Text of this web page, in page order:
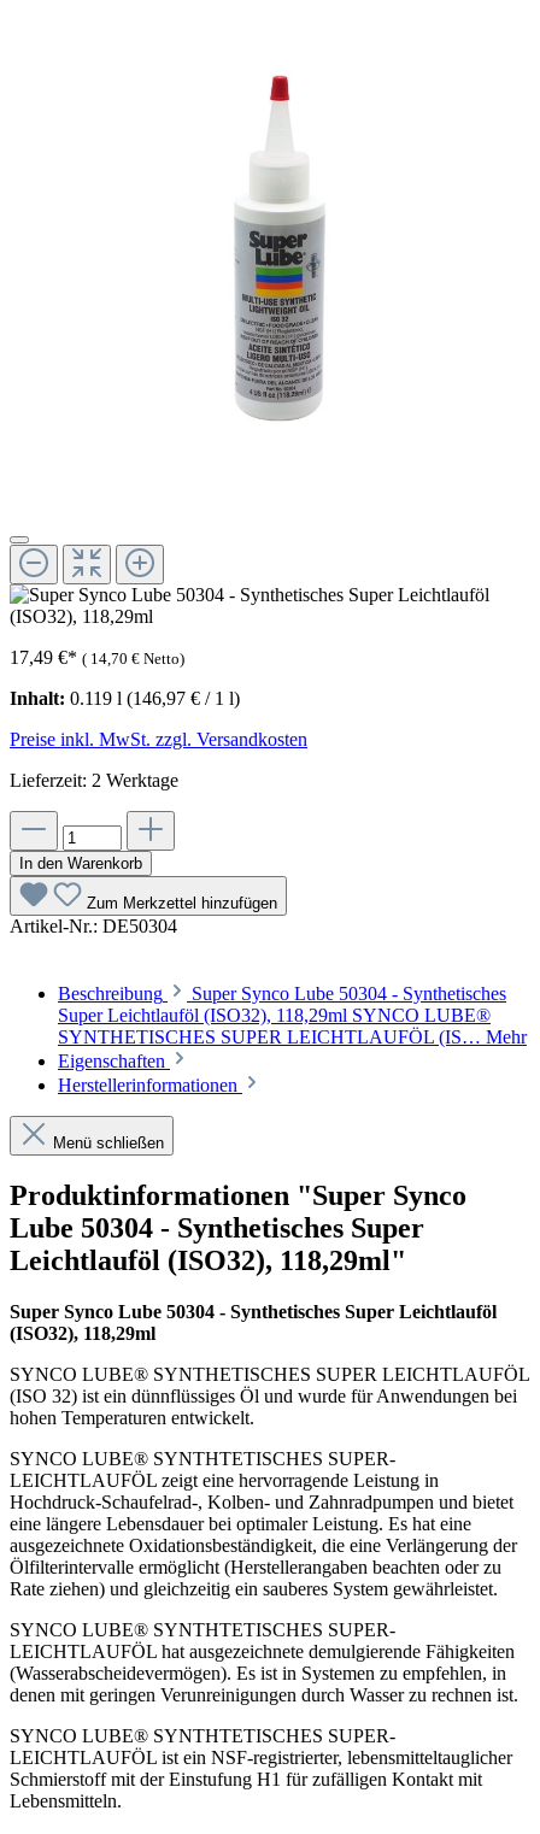
17,49 €* ( 14,70 € Netto)
Inhalt: 0.119 l (146,97 € / 1 l)
Preise inkl. MwSt. zzgl. Versandkosten
Lieferzeit: 2 Werktage
In den Warenkorb
Zum Merkzettel hinzufügen
Artikel-Nr.: DE50304
Beschreibung
Super Synco Lube 50304 - Synthetisches
Super Leichtlauföl (ISO32), 118,29ml SYNCO LUBE®
SYNTHETISCHES SUPER LEICHTLAUFÖL (IS… Mehr
Eigenschaften
Herstellerinformationen
Menü schließen
Produktinformationen "Super Synco
Lube 50304 - Synthetisches Super
Leichtlauföl (ISO32), 118,29ml"
Super Synco Lube 50304 - Synthetisches Super Leichtlauföl
(ISO32), 118,29ml
SYNCO LUBE® SYNTHETISCHES SUPER LEICHTLAUFÖL
(ISO 32) ist ein dünnflüssiges Öl und wurde für Anwendungen bei
hohen Temperaturen entwickelt.
SYNCO LUBE® SYNTHTETISCHES SUPER-
LEICHTLAUFÖL zeigt eine hervorragende Leistung in
Hochdruck-Schaufelrad-, Kolben- und Zahnradpumpen und bietet
eine längere Lebensdauer bei optimaler Leistung. Es hat eine
ausgezeichnete Oxidationsbeständigkeit, die eine Verlängerung der
Ölfilterintervalle ermöglicht (Herstellerangaben beachten oder zu
Rate ziehen) und gleichzeitig ein sauberes System gewährleistet.
SYNCO LUBE® SYNTHTETISCHES SUPER-
LEICHTLAUFÖL hat ausgezeichnete demulgierende Fähigkeiten
(Wasserabscheidevermögen). Es ist in Systemen zu empfehlen, in
denen mit geringen Verunreinigungen durch Wasser zu rechnen ist.
SYNCO LUBE® SYNTHTETISCHES SUPER-
LEICHTLAUFÖL ist ein NSF-registrierter, lebensmitteltauglicher
Schmierstoff mit der Einstufung H1 für zufälligen Kontakt mit
Lebensmitteln.